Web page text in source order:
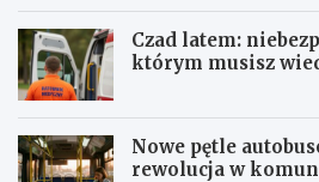
Czad latem:
którym musisz
Nowe pętle
rewolucja w